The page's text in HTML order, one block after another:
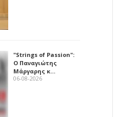
"Strings of Passion":
Ο Παναγιώτης
Μάργαρης κ…
06-08-2026